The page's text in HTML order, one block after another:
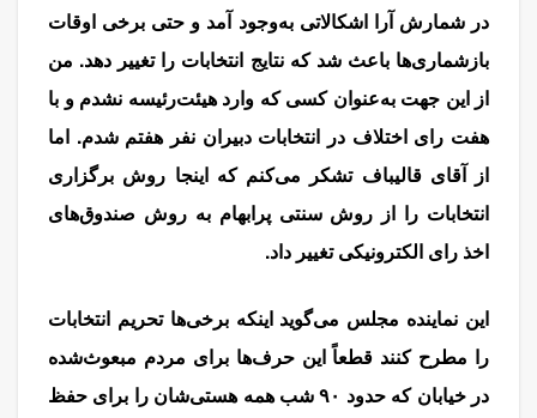
در شمارش آرا اشکالاتی به‌وجود آمد و حتی برخی اوقات
بازشماری‌ها باعث شد که نتایج انتخابات را تغییر دهد. من
از این جهت به‌عنوان کسی که وارد هیئت‌رئیسه نشدم و با
هفت رای اختلاف در انتخابات دبیران نفر هفتم شدم. اما
از آقای قالیباف تشکر می‌کنم که اینجا روش برگزاری
انتخابات را از روش سنتی پرابهام به روش صندوق‌های
اخذ رای الکترونیکی تغییر داد.
این نماینده مجلس می‌گوید اینکه برخی‌ها تحریم انتخابات
را مطرح کنند قطعاً این حرف‌ها برای مردم مبعوث‌شده
در خیابان که حدود ۹۰ شب همه هستی‌شان را برای حفظ